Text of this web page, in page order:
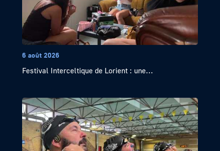
6 août 2026
Festival Interceltique de Lorient : une...